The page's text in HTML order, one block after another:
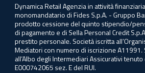
Dynamica Retail Agenzia in attività
monomandatario di Fides S.p.A. - Gruppo
prodotto cessione del quinto stipendio/
di pagamento e di Sella Personal Credit
prestito personale. Società iscritta
Mediatori con numero di iscrizione A11991.
all’Albo degli Intermediari Assicurativi tenuto
E000742065 sez. E del RUI.